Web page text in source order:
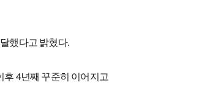
했다고 밝혔다.
후 4년째 꾸준히 이어지고